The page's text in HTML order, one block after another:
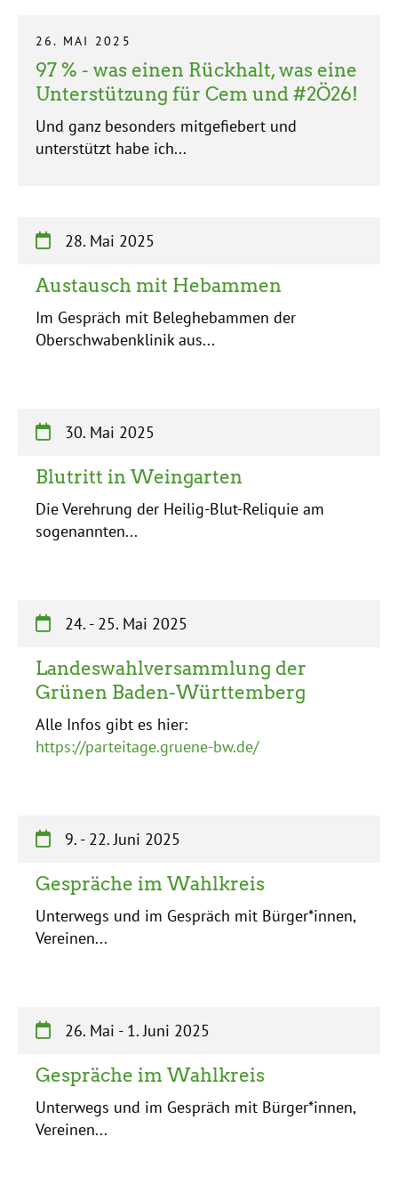
26. MAI 2025
97 % - was einen Rückhalt, was eine
Unterstützung für Cem und #2Ö26!
Und ganz besonders mitgefiebert und
unterstützt habe ich...
28. Mai 2025
Austausch mit Hebammen
Im Gespräch mit Beleghebammen der
Oberschwabenklinik aus...
30. Mai 2025
Blutritt in Weingarten
Die Verehrung der Heilig-Blut-Reliquie am
sogenannten...
24. - 25. Mai 2025
Landeswahlversammlung der
Grünen Baden-Württemberg
Alle Infos gibt es hier:
https://parteitage.gruene-bw.de/
9. - 22. Juni 2025
Gespräche im Wahlkreis
Unterwegs und im Gespräch mit Bürger*innen,
Vereinen...
26. Mai - 1. Juni 2025
Gespräche im Wahlkreis
Unterwegs und im Gespräch mit Bürger*innen,
Vereinen...